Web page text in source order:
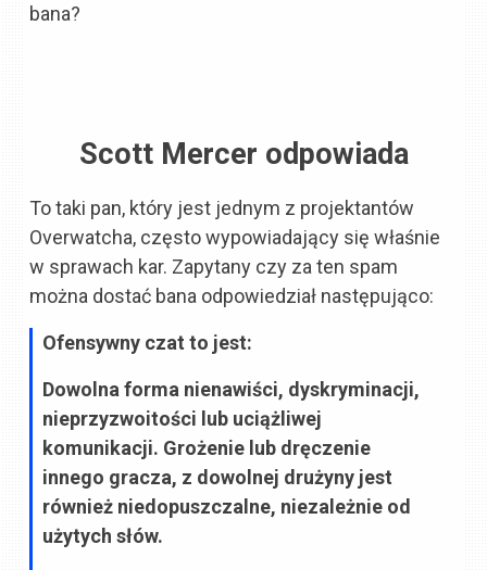
bana?
Scott Mercer odpowiada
To taki pan, który jest jednym z projektantów
Overwatcha, często wypowiadający się właśnie
w sprawach kar. Zapytany czy za ten spam
można dostać bana odpowiedział następująco:
Ofensywny czat to jest:
Dowolna forma nienawiści, dyskryminacji,
nieprzyzwoitości lub uciążliwej
komunikacji. Grożenie lub dręczenie
innego gracza, z dowolnej drużyny jest
również niedopuszczalne, niezależnie od
użytych słów.